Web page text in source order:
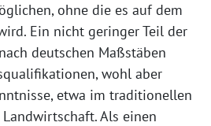
ohne die es auf dem
Ein nicht geringer Teil der
deutschen Maßstäben
wohl aber
etwa im traditionellen
Als einen